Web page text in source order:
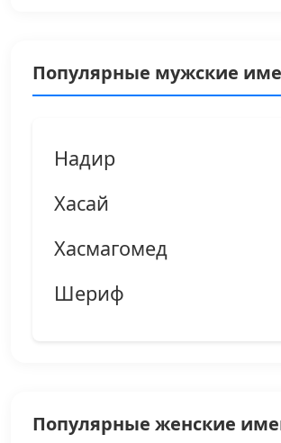
Популярные мужские
Надир
Хасай
Хасмагомед
Шериф
Популярные женские